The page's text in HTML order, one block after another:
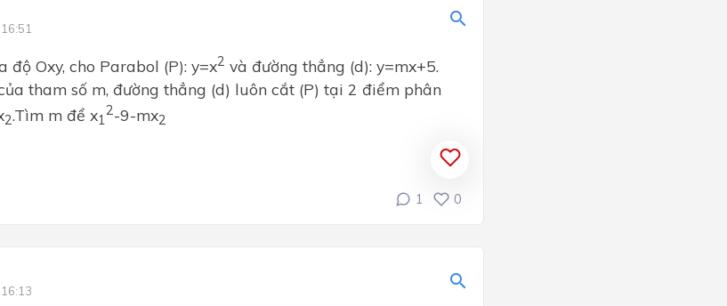
độ Oxy, cho Parabol (P): y=x2 và đường thẳng (d): y=mx+5.
tham số m, đường thẳng (d) luôn cắt (P) tại 2 điểm phân
2.Tìm m để x1
2-9-mx2
1 0